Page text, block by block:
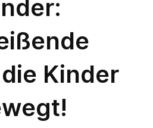
Kinder